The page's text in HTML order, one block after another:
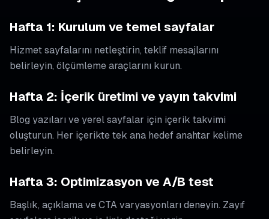
Hafta 1: Kurulum ve temel sayfalar
Hizmet sayfalarını netleştirin, teklif mesajlarını
belirleyin, ölçümleme araçlarını kurun.
Hafta 2: İçerik üretimi ve yayın takvimi
Blog yazıları ve yerel sayfalar için içerik takvimi
oluşturun. Her içerikte tek ana hedef anahtar kelime
belirleyin.
Hafta 3: Optimizasyon ve A/B test
Başlık, açıklama ve CTA varyasyonları deneyin. Zayıf